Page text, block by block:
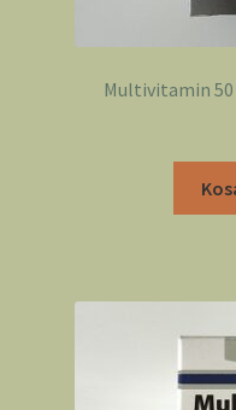
Multivitamin